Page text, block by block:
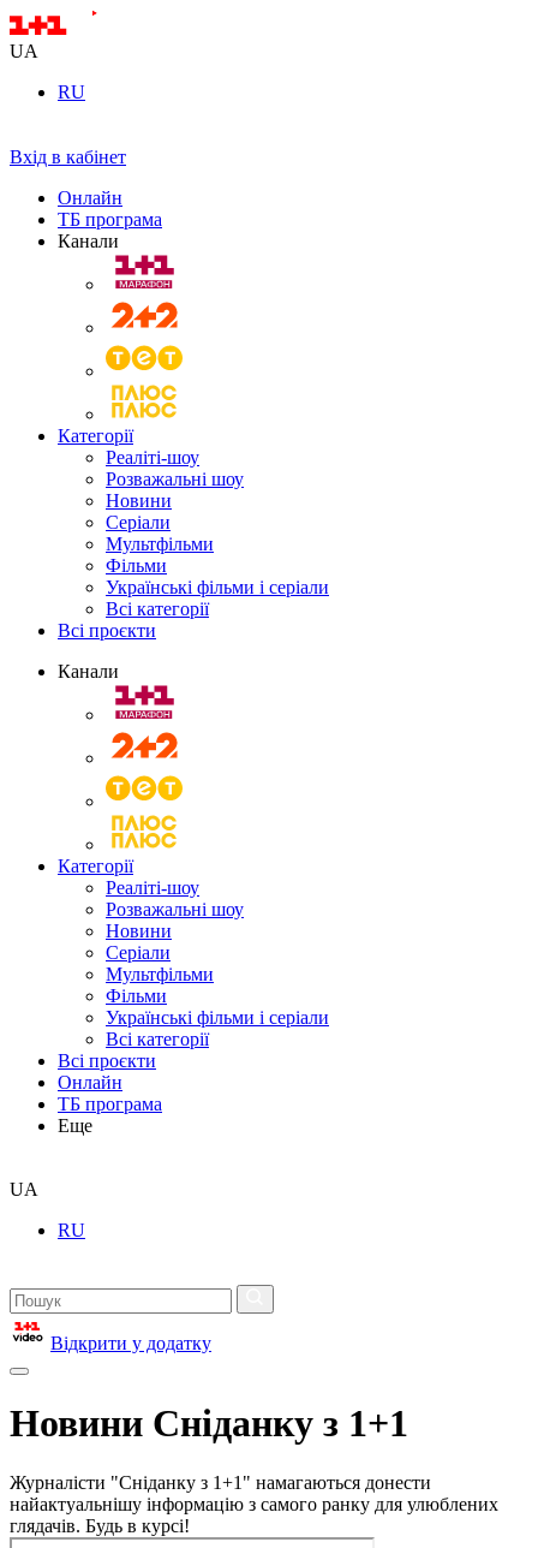
UA
RU
Вхід в кабінет
Онлайн
ТБ програма
Канали
Категорії
Реаліті-шоу
Розважальні шоу
Новини
Серіали
Мультфільми
Фільми
Українські фільми і серіали
Всі категорії
Всі проєкти
Канали
Категорії
Реаліті-шоу
Розважальні шоу
Новини
Серіали
Мультфільми
Фільми
Українські фільми і серіали
Всі категорії
Всі проєкти
Онлайн
ТБ програма
Еще
UA
RU
Відкрити у додатку
Новини Сніданку з 1+1
Журналісти "Сніданку з 1+1" намагаються донести
найактуальнішу інформацію з самого ранку для улюблених
глядачів. Будь в курсі!